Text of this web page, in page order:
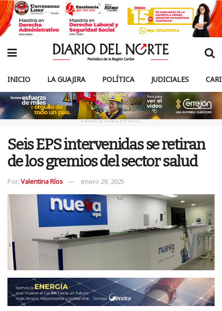
INICIO LA GUAJIRA POLÍTICA JUDICIALES
ANUNCIO PUBLICITARIO
Seis EPS intervenidas se retiran
de los gremios del sector salud
Por: Valentina Ríos enero 29, 2025